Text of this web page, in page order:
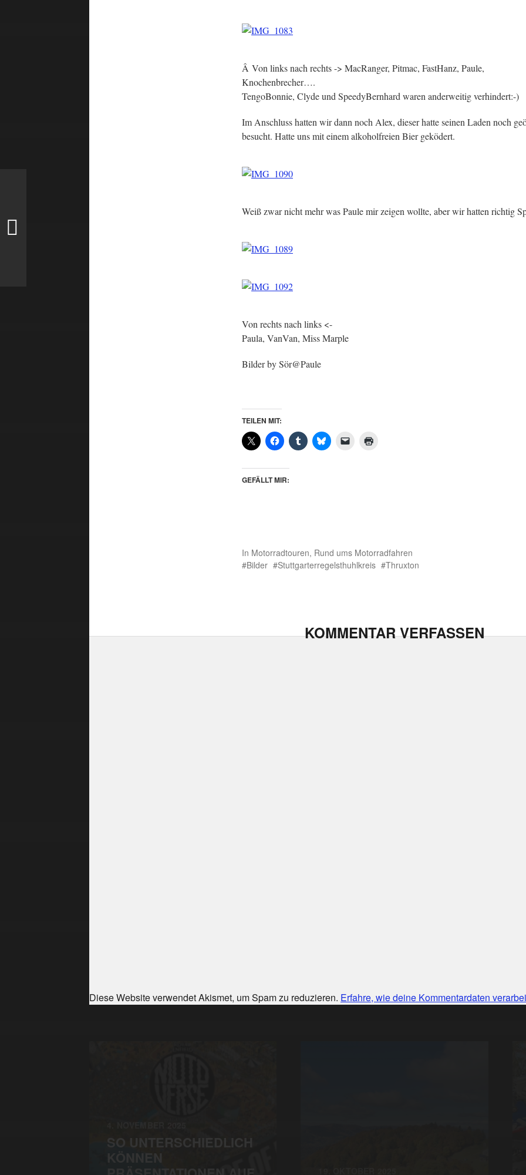
Â Von links nach rechts -> MacRanger, Pitmac, FastHanz, Paule,
Knochenbrecher….
TengoBonnie, Clyde und SpeedyBernhard waren anderweitig verhindert:-)
Im Anschluss hatten wir dann noch Alex, dieser hatte seinen Laden noch
besucht. Hatte uns mit einem alkoholfreien Bier geködert.
Weiß zwar nicht mehr was Paule mir zeigen wollte, aber wir hatten richtig
Von rechts nach links <-
Paula, VanVan, Miss Marple
Bilder by Sör@Paule
TEILEN MIT:
GEFÄLLT MIR:
In Motorradtouren, Rund ums Motorradfahren
Bilder
Stuttgarterregelsthuhlkreis Thruxton
KOMMENTAR VERFASSEN
Diese Website verwendet Akismet, um Spam zu reduzieren. Erfahre, wie deine Kommentardaten
SO UNTERSCHIEDLICH